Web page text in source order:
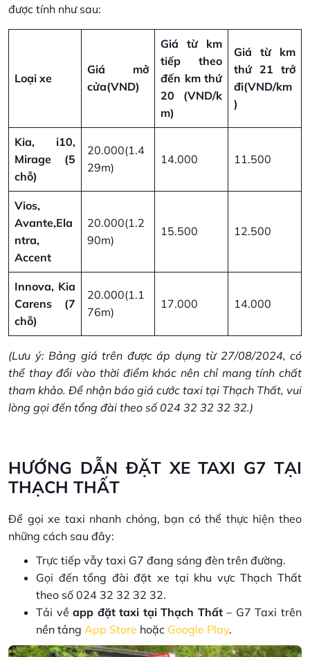
được tính như sau:
Loại xe
Giá mở
cửa(VND)
Giá từ km
tiếp theo
đến km thứ
20 (VND/k
m)
Giá từ km
thứ 21 trở
đi(VND/km
)
Kia, i10,
Mirage (5
chỗ)
20.000(1.4
29m)
14.000 11.500
Vios,
Avante,Ela
ntra,
Accent
20.000(1.2
90m)
15.500 12.500
Innova, Kia
Carens (7
chỗ)
20.000(1.1
76m)
17.000 14.000
(Lưu ý: Bảng giá trên được áp dụng từ 27/08/2024, có
thể thay đổi vào thời điểm khác nên chỉ mang tính chất
tham khảo. Để nhận báo giá cước taxi tại Thạch Thất, vui
lòng gọi đến tổng đài theo số 024 32 32 32 32.)
HƯỚNG DẪN ĐẶT XE TAXI G7 TẠI
THẠCH THẤT
Để gọi xe taxi nhanh chóng, bạn có thể thực hiện theo
những cách sau đây:
Trực tiếp vẫy taxi G7 đang sáng đèn trên đường.
Gọi đến tổng đài đặt xe tại khu vực Thạch Thất
theo số 024 32 32 32 32.
Tải vềapp đặt taxi tại Thạch Thất– G7 Taxi trên
nền tảng App Store hoặc Google Play.